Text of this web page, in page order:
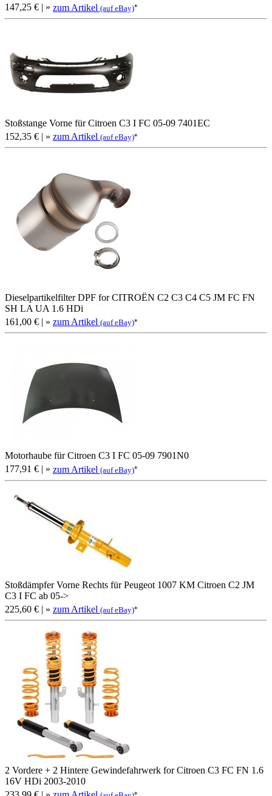
147,25 € | » zum Artikel (auf eBay)*
Stoßstange Vorne für Citroen C3 I FC 05-09 7401EC
152,35 € | » zum Artikel (auf eBay)*
Dieselpartikelfilter DPF for CITROËN C2 C3 C4 C5 JM FC FN
SH LA UA 1.6 HDi
161,00 € | » zum Artikel (auf eBay)*
Motorhaube für Citroen C3 I FC 05-09 7901N0
177,91 € | » zum Artikel (auf eBay)*
Stoßdämpfer Vorne Rechts für Peugeot 1007 KM Citroen C2 JM
C3 I FC ab 05->
225,60 € | » zum Artikel (auf eBay)*
2 Vordere + 2 Hintere Gewindefahrwerk for Citroen C3 FC FN 1.6
16V HDi 2003-2010
*